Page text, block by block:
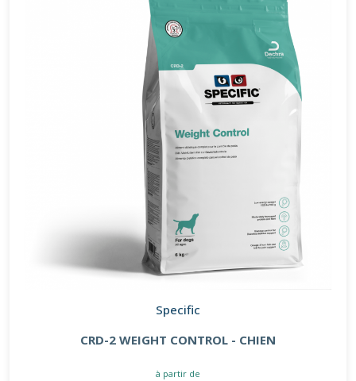
Specific
CRD-2 WEIGHT CONTROL - CHIEN
à partir de